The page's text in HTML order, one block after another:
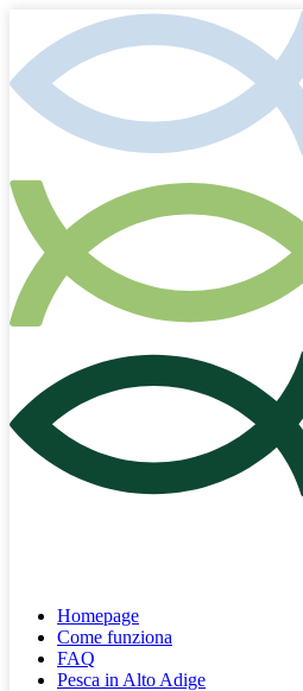
Homepage
Come funziona
FAQ
Pesca in Alto Adige